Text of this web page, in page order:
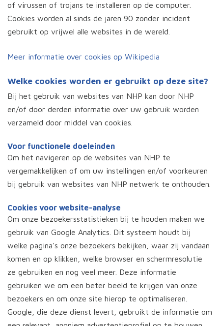
of virussen of trojans te installeren op de computer.
Cookies worden al sinds de jaren 90 zonder incident
gebruikt op vrijwel alle websites in de wereld.
Meer informatie over cookies op Wikipedia
Welke cookies worden er gebruikt op deze site?
Bij het gebruik van websites van NHP kan door NHP
en/of door derden informatie over uw gebruik worden
verzameld door middel van cookies.
Voor functionele doeleinden
Om het navigeren op de websites van NHP te
vergemakkelijken of om uw instellingen en/of voorkeuren
bij gebruik van websites van NHP netwerk te onthouden.
Cookies voor website-analyse
Om onze bezoekersstatistieken bij te houden maken we
gebruik van Google Analytics. Dit systeem houdt bij
welke pagina's onze bezoekers bekijken, waar zij vandaan
komen en op klikken, welke browser en schermresolutie
ze gebruiken en nog veel meer. Deze informatie
gebruiken we om een beter beeld te krijgen van onze
bezoekers en om onze site hierop te optimaliseren.
Google, die deze dienst levert, gebruikt de informatie om